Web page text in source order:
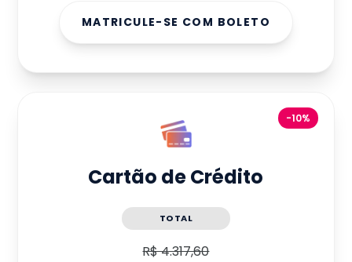
MATRICULE-SE COM BOLETO
-10%
Cartão de Crédito
TOTAL
R$ 4.317,60